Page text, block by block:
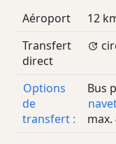
Aéroport
12
Transfert
direct
Options
de
transfert :
Bus
max.